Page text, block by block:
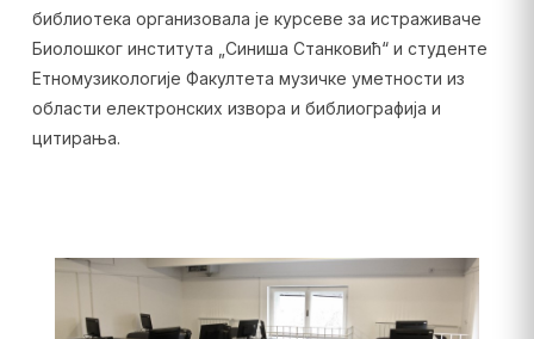
библиотека организовала је курсеве за истраживаче
Биолошког института „Синиша Станковић“ и студенте
Етномузикологије Факултета музичке уметности из
области електронских извора и библиографија и
цитирања.